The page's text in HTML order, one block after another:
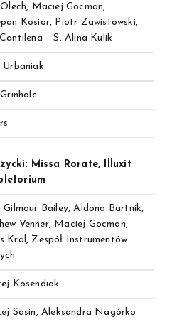
Maciej Gocman,
Kosior, Piotr Zawistowski,
– S. Alina Kulik
Urbaniak
Missa Rorate, Illuxit
Gilmour Bailey, Aldona Bartnik,
Venner, Maciej Gocman,
Kral, Zespół Instrumentów
Kosendiak
Sasin, Aleksandra Nagórko